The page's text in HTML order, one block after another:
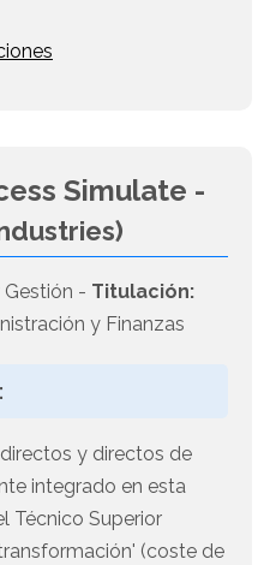
Simulate -
- Titulación:
y Finanzas
y directos de
integrado en esta
Técnico Superior
(coste de